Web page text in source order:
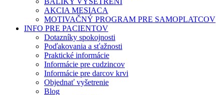
AKCIA MESIACA
MOTIVAČNÝ PROGRAM PRE SAMOPLATCOV
INFO PRE PACIENTOV
Dotazníky spokojnosti
Poďakovania a sťažnosti
Praktické informácie
Informácie pre cudzincov
Informácie pre darcov krvi
Objednať vyšetrenie
Blog